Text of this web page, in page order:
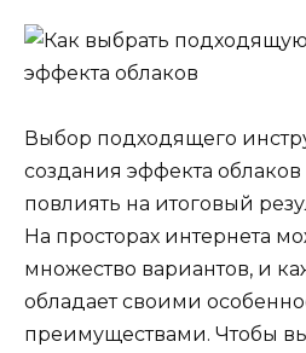
Выбор подходящего
создания эффекта
повлиять на итоговый
На просторах интернета
множество вариантов, и
обладает своими
преимуществами. Чтобы